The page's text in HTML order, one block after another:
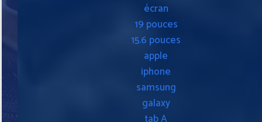
écran
19 pouces
15.6 pouces
apple
iphone
samsung
galaxy